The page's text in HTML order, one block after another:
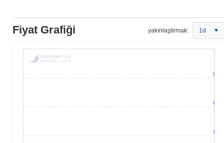
Fiyat Grafiği yakınlaştırmak: 1d
3
4
5